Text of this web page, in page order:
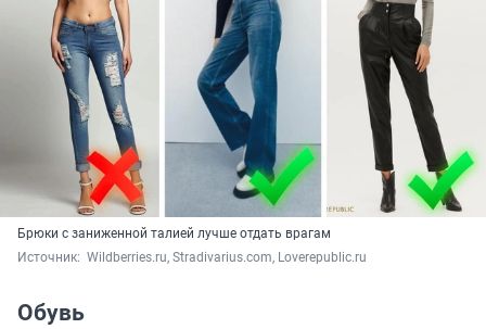
Брюки с заниженной талией лучше отдать врагам
Источник: Wildberries.ru, Stradivarius.com, Loverepublic.ru
Обувь